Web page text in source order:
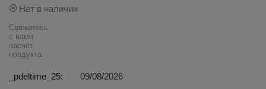
Нет в наличии
Свяжитесь
с нами
насчёт
продуктa
_pdeltime_25: 09/08/2026